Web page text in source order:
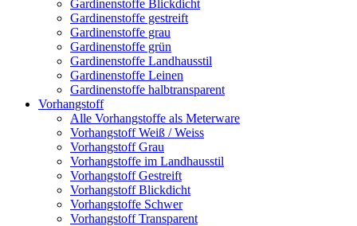
Gardinenstoffe Blickdicht
Gardinenstoffe gestreift
Gardinenstoffe grau
Gardinenstoffe grün
Gardinenstoffe Landhausstil
Gardinenstoffe Leinen
Gardinenstoffe halbtransparent
Vorhangstoff
Alle Vorhangstoffe als Meterware
Vorhangstoff Weiß / Weiss
Vorhangstoff Grau
Vorhangstoffe im Landhausstil
Vorhangstoff Gestreift
Vorhangstoff Blickdicht
Vorhangstoffe Schwer
Vorhangstoff Transparent